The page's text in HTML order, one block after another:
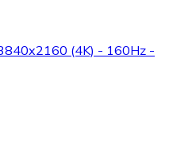
(4K) - 160Hz -